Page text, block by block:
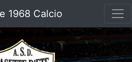
1968 Calcio